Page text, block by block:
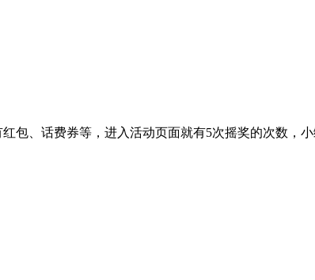
包、话费券等，进入活动页面就有5次摇奖的次数，